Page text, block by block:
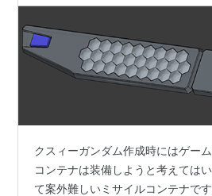
クスィーガンダム作成時にはゲー
コンテナは装備しようと考えては
て案外難しいミサイルコンテナで